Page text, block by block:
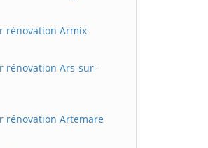
rénovation Armix
rénovation Ars-sur-
rénovation Artemare